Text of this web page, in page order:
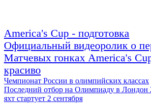
America's Cup - подготовка
Официальный видеоролик о
Матчевых гонках America's
красиво
Чемпионат России в олимпийских классах
Последний отбор на Олимпиаду в Лондон
яхт стартует 2 сентября